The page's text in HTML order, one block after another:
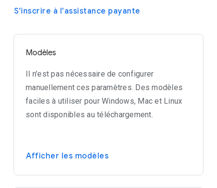
S'inscrire à l'assistance payante
Modèles
Il n'est pas nécessaire de configurer
manuellement ces paramètres. Des modèles
faciles à utiliser pour Windows, Mac et Linux
sont disponibles au téléchargement.
Afficher les modèles